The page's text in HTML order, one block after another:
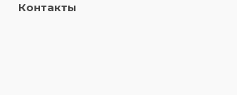
Контакты